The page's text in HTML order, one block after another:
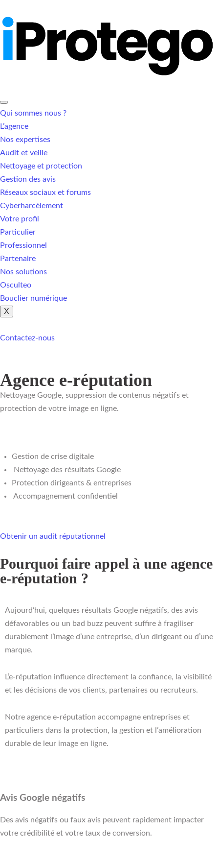
Qui sommes nous ?
L’agence
Nos expertises
Audit et veille
Nettoyage et protection
Gestion des avis
Réseaux sociaux et forums
Cyberharcèlement
Votre profil
Particulier
Professionnel
Partenaire
Nos solutions
Osculteo
Bouclier numérique
X
Contactez-nous
Agence e-réputation
Nettoyage Google, suppression de contenus négatifs et
protection de votre image en ligne.
Gestion de crise digitale
Nettoyage des résultats Google
Protection dirigeants & entreprises
Accompagnement confidentiel
Obtenir un audit réputationnel
Pourquoi faire appel à une agence
e-réputation ?
Aujourd’hui, quelques résultats Google négatifs, des avis
défavorables ou un bad buzz peuvent suffire à fragiliser
durablement l’image d’une entreprise, d’un dirigeant ou d’une
marque.
L’e-réputation influence directement la confiance, la visibilité
et les décisions de vos clients, partenaires ou recruteurs.
Notre agence e-réputation accompagne entreprises et
particuliers dans la protection, la gestion et l’amélioration
durable de leur image en ligne.
Avis Google négatifs
Des avis négatifs ou faux avis peuvent rapidement impacter
votre crédibilité et votre taux de conversion.